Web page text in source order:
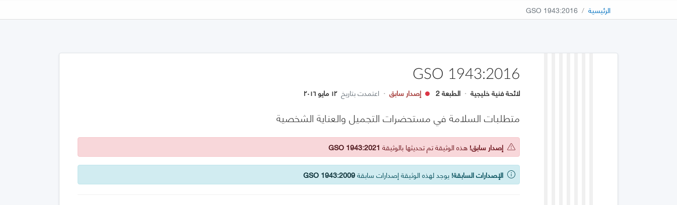
الرئيسية GSO 1943:2016
GSO 1943:2016
لائحة فنية خليجية · الطبعة 2 إصدار سابق · اعتمدت بتاريخ ١٢ مايو ٢٠١٦
متطلبات السلامة في مستحضرات التجميل والعناية الشخصية
إصدار سابق! هذه الوثيقة تم تحديثها بالوثيقة GSO 1943:2021
الإصدارات السابقة! يوجد لهذه الوثيقة إصدارات سابقةGSO 1943:2009